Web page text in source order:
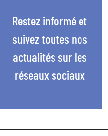
Restez informé et
suivez toutes nos
actualités sur les
réseaux sociaux